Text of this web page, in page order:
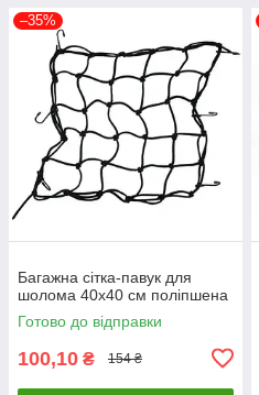
–35%
Багажна сітка-павук для
шолома 40х40 см поліпшена
Готово до відправки
100,10 ₴ 154 ₴